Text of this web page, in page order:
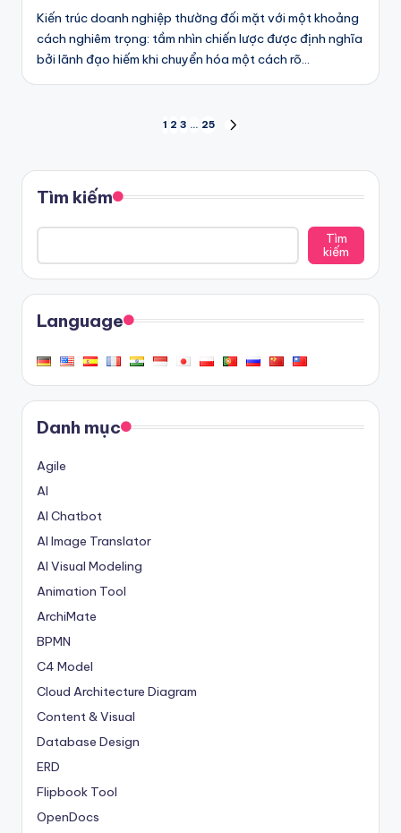
Kiến trúc doanh nghiệp thường đối mặt với một khoảng
cách nghiêm trọng: tầm nhìn chiến lược được định nghĩa
bởi lãnh đạo hiếm khi chuyển hóa một cách rõ…
trang
bài
viết
1 2 3 … 25
Tìm kiếm
Tìm
kiếm
Language
Danh mục
Agile
AI
AI Chatbot
AI Image Translator
AI Visual Modeling
Animation Tool
ArchiMate
BPMN
C4 Model
Cloud Architecture Diagram
Content & Visual
Database Design
ERD
Flipbook Tool
OpenDocs